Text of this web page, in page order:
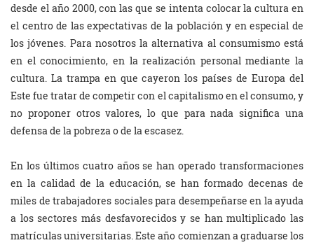
desde el año 2000, con las que se intenta colocar la cultura en
el centro de las expectativas de la población y en especial de
los jóvenes. Para nosotros la alternativa al consumismo está
en el conocimiento, en la realización personal mediante la
cultura. La trampa en que cayeron los países de Europa del
Este fue tratar de competir con el capitalismo en el consumo, y
no proponer otros valores, lo que para nada significa una
defensa de la pobreza o de la escasez.
En los últimos cuatro años se han operado transformaciones
en la calidad de la educación, se han formado decenas de
miles de trabajadores sociales para desempeñarse en la ayuda
a los sectores más desfavorecidos y se han multiplicado las
matrículas universitarias. Este año comienzan a graduarse los